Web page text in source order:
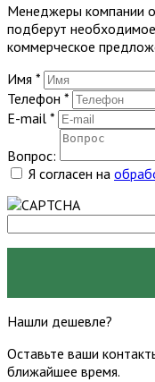
Менеджеры компании
подберут
коммерческое
Имя *
Телефон *
E-mail *
Вопрос:
Я согласен на
Нашли дешевле?
Оставьте ваши
ближайшее время.